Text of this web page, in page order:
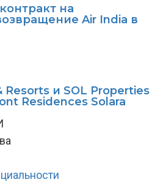
на
Air India в
Resorts и SOL Properties
Residences Solara